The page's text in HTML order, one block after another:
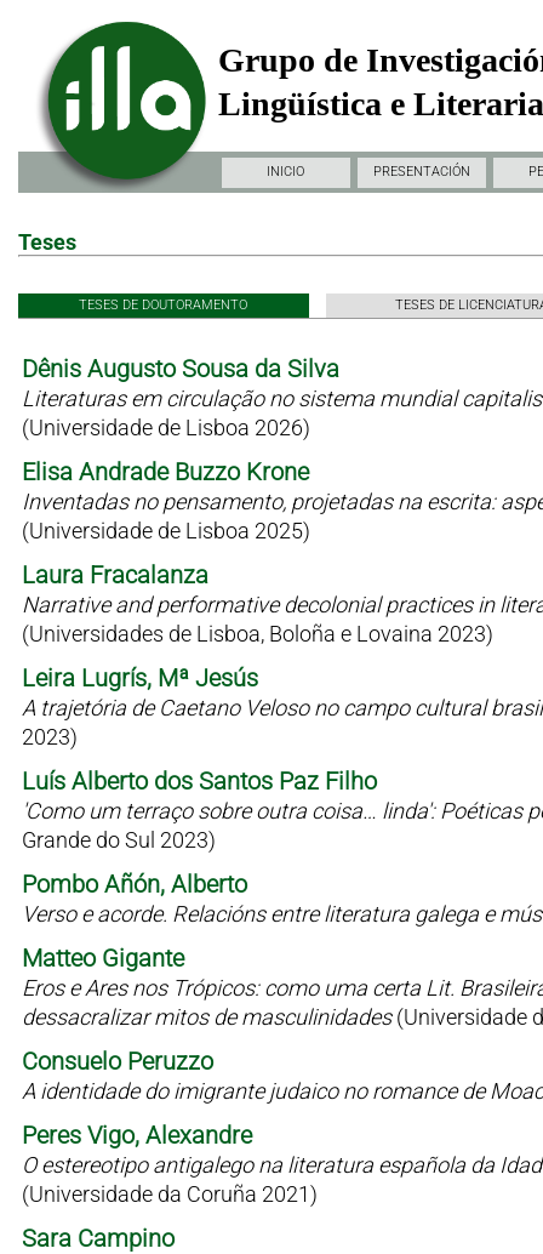
Grupo de
Lingüística e
INICIO PRESENTACIÓN
Teses
TESES DE DOUTORAMENTO TESES DE
Dênis Augusto Sousa da Silva
Literaturas em circulação no sistema mundial
(Universidade de Lisboa 2026)
Elisa Andrade Buzzo Krone
Inventadas no pensamento, projetadas na escrita:
(Universidade de Lisboa 2025)
Laura Fracalanza
Narrative and performative decolonial practices in
(Universidades de Lisboa, Boloña e Lovaina 2023)
Leira Lugrís, Mª Jesús
A trajetória de Caetano Veloso no campo cultural
2023)
Luís Alberto dos Santos Paz Filho
'Como um terraço sobre outra coisa… linda': Poéticas
Grande do Sul 2023)
Pombo Añón, Alberto
Verso e acorde. Relacións entre literatura galega e
Matteo Gigante
Eros e Ares nos Trópicos: como uma certa Lit.
dessacralizar mitos de masculinidades(Universidade
Consuelo Peruzzo
A identidade do imigrante judaico no romance de
Peres Vigo, Alexandre
O estereotipo antigalego na literatura española da
(Universidade da Coruña 2021)
Sara Campino